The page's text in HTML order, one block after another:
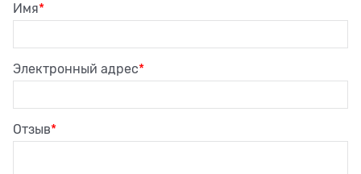
Имя
Электронный адрес
Отзыв